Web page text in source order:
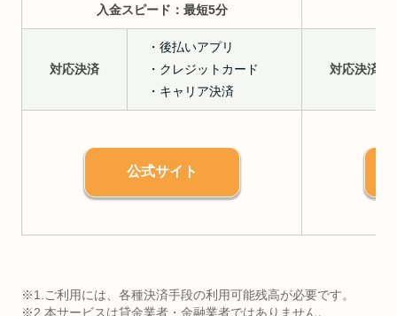
入金スピード：最短5分
対応決済
・後払いアプリ
・クレジットカード
・キャリア決済
対応決済
公式サイト
※1.ご利用には、各種決済手段の利用可能残高が必要です。
※2.本サービスは貸金業者・金融業者ではありません。